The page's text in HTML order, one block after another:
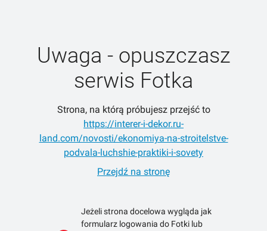
Uwaga - opuszczasz
serwis Fotka
Strona, na którą próbujesz przejść to
https://interer-i-dekor.ru-
land.com/novosti/ekonomiya-na-stroitelstve-
podvala-luchshie-praktiki-i-sovety
Przejdź na stronę
Jeżeli strona docelowa wygląda jak
formularz logowania do Fotki lub